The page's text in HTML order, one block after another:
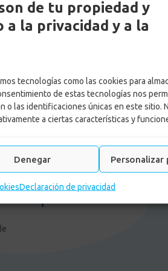
de tu propiedad y
la privacidad y a la
tecnologías como las cookies para
de estas tecnologías nos
o las identificaciones únicas en este sitio.
a ciertas características y
Denegar Personalizar
Declaración de privacidad
Portal Proveedores
Afiliación web
Consulta cajas de
Solicitud Certificado
Asociación de Usuarios
Asocajas
Actualiza los datos de tu